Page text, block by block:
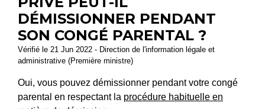
DÉMISSIONNER PENDANT
SON CONGÉ PARENTAL ?
Vérifié le 21 Jun 2022 - Direction de l'information légale et
administrative (Première ministre)
Oui, vous pouvez démissionner pendant votre congé
parental en respectant la procédure habituelle en